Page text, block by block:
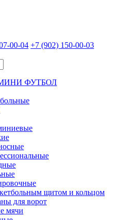
00-04 +7 (902) 150-00-03
ФУТБОЛ
щитом и кольцом
для ворот
мячи